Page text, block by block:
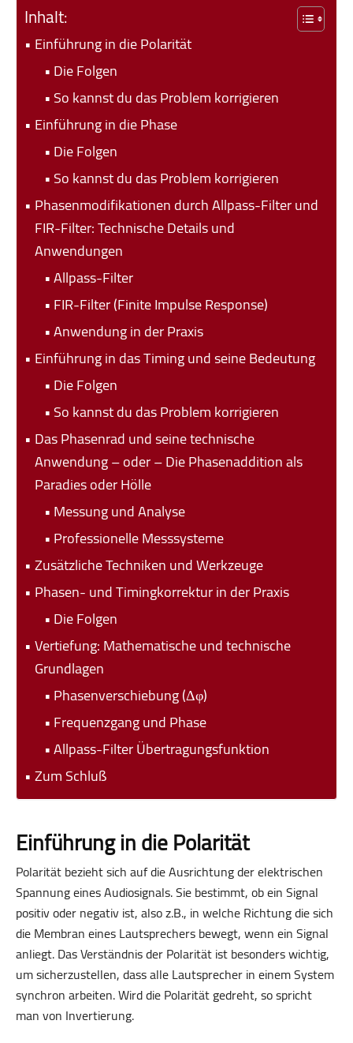
Inhalt:
Einführung in die Polarität
Die Folgen
So kannst du das Problem korrigieren
Einführung in die Phase
Die Folgen
So kannst du das Problem korrigieren
Phasenmodifikationen durch Allpass-Filter und
FIR-Filter: Technische Details und
Anwendungen
Allpass-Filter
FIR-Filter (Finite Impulse Response)
Anwendung in der Praxis
Einführung in das Timing und seine Bedeutung
Die Folgen
So kannst du das Problem korrigieren
Das Phasenrad und seine technische
Anwendung – oder – Die Phasenaddition als
Paradies oder Hölle
Messung und Analyse
Professionelle Messsysteme
Zusätzliche Techniken und Werkzeuge
Phasen- und Timingkorrektur in der Praxis
Die Folgen
Vertiefung: Mathematische und technische
Grundlagen
Phasenverschiebung (Δφ)
Frequenzgang und Phase
Allpass-Filter Übertragungsfunktion
Zum Schluß
Einführung in die Polarität
Polarität bezieht sich auf die Ausrichtung der elektrischen
Spannung eines Audiosignals. Sie bestimmt, ob ein Signal
positiv oder negativ ist, also z.B., in welche Richtung die sich
die Membran eines Lautsprechers bewegt, wenn ein Signal
anliegt. Das Verständnis der Polarität ist besonders wichtig,
um sicherzustellen, dass alle Lautsprecher in einem System
synchron arbeiten. Wird die Polarität gedreht, so spricht
man von Invertierung.